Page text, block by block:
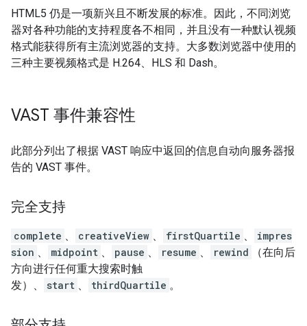
HTML5 仍是一项新兴且不断发展的标准。因此，不同浏览
器对各种功能的支持程度各不相同，并且没有一种默认视频
格式能获得所有主流浏览器的支持。大多数浏览器中使用的
三种主要视频格式是 H.264、HLS 和 Dash。
VAST 事件兼容性
此部分列出了根据 VAST 响应中返回的信息自动向服务器报
告的 VAST 事件。
完全支持
complete 、 creativeView 、 firstQuartile 、
impres
sion 、 midpoint 、 pause 、 resume 、 rewind
（在向后
方向进行任何重大搜索时触
发）、
start 、 thirdQuartile 。